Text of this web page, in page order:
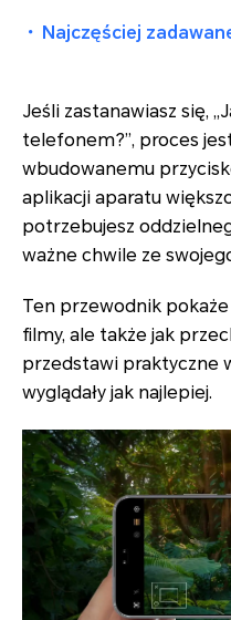
・ Najczęściej
Jeśli zastanawiasz się,
telefonem?”, proces
wbudowanemu
aplikacji aparatu
potrzebujesz
ważne chwile ze
Ten przewodnik
filmy, ale także jak
przedstawi praktyczne
wyglądały jak najlepiej.